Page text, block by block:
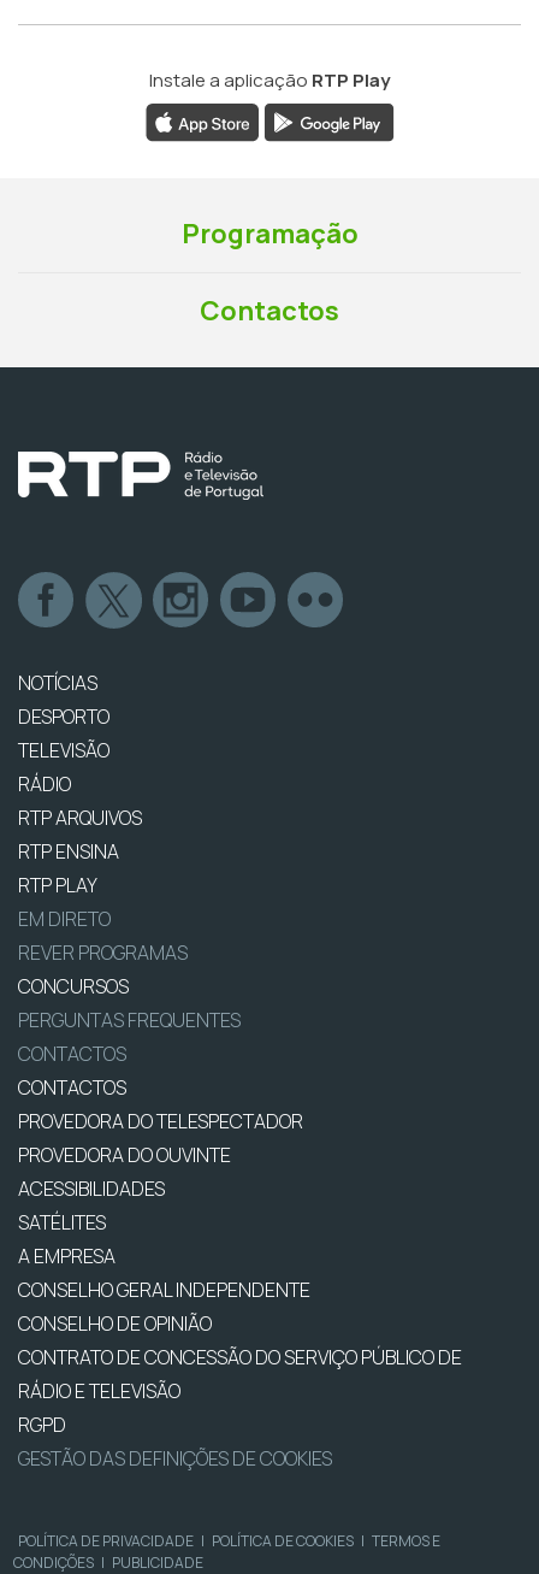
Instale a aplicação RTP Play
Programação
Contactos
NOTÍCIAS
DESPORTO
TELEVISÃO
RÁDIO
RTP ARQUIVOS
RTP ENSINA
RTP PLAY
EM DIRETO
REVER PROGRAMAS
CONCURSOS
PERGUNTAS FREQUENTES
CONTACTOS
CONTACTOS
PROVEDORA DO TELESPECTADOR
PROVEDORA DO OUVINTE
ACESSIBILIDADES
SATÉLITES
A EMPRESA
CONSELHO GERAL INDEPENDENTE
CONSELHO DE OPINIÃO
CONTRATO DE CONCESSÃO DO SERVIÇO PÚBLICO DE
RÁDIO E TELEVISÃO
RGPD
GESTÃO DAS DEFINIÇÕES DE COOKIES
POLÍTICA DE PRIVACIDADE | POLÍTICA DE COOKIES | TERMOS E
CONDIÇÕES | PUBLICIDADE